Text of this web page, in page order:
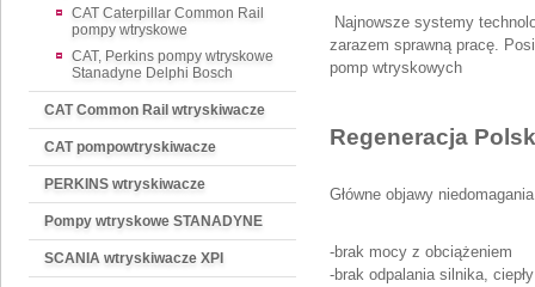
CAT Caterpillar Common Rail
pompy wtryskowe
CAT, Perkins pompy wtryskowe
Stanadyne Delphi Bosch
CAT Common Rail wtryskiwacze
CAT pompowtryskiwacze
PERKINS wtryskiwacze
Pompy wtryskowe STANADYNE
SCANIA wtryskiwacze XPI
Najnowsze systemy
zarazem sprawną pracę.
pomp wtryskowych
Regeneracja
Główne objawy
-brak mocy z obciążeniem
-brak odpalania silnika,